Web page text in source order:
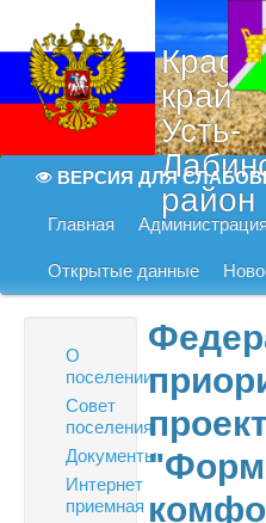
край
Усть-
район
ВЕРСИЯ ДЛЯ
Главная
Открытые данные
О
поселении
Совет
поселения
Документы
Интернет
приемная
проект